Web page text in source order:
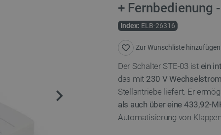
+ Fernbedienung
Index: ELB-26316
Zur Wunschliste hinzufügen
Der Schalter STE-03 ist ein
das mit 230 V
Stellantriebe liefert. Er
als auch über eine 433,92-
Automatisierung von